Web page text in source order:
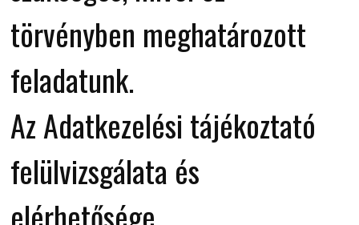
törvényben meghatározott
feladatunk.
Az Adatkezelési tájékoztató
felülvizsgálata és